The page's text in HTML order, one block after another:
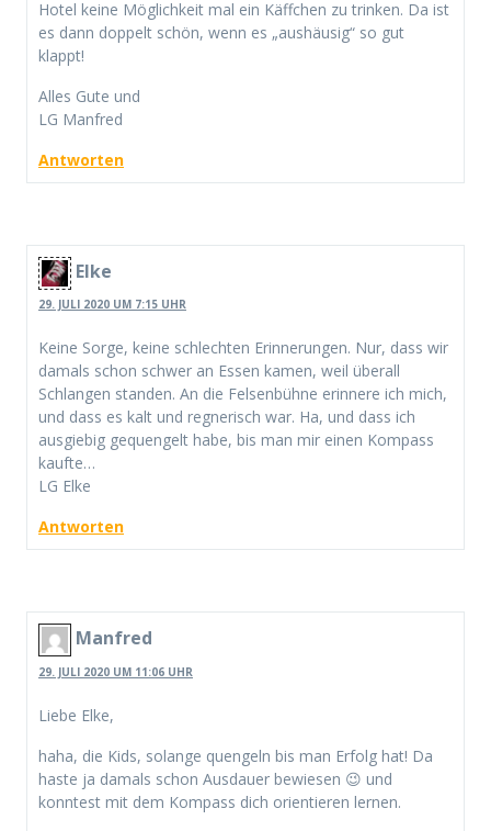
Hotel keine Möglichkeit mal ein Käffchen zu trinken. Da ist
es dann doppelt schön, wenn es „aushäusig“ so gut
klappt!
Alles Gute und
LG Manfred
Antworten
Elke
29. JULI 2020 UM 7:15 UHR
Keine Sorge, keine schlechten Erinnerungen. Nur, dass wir
damals schon schwer an Essen kamen, weil überall
Schlangen standen. An die Felsenbühne erinnere ich mich,
und dass es kalt und regnerisch war. Ha, und dass ich
ausgiebig gequengelt habe, bis man mir einen Kompass
kaufte…
LG Elke
Antworten
Manfred
29. JULI 2020 UM 11:06 UHR
Liebe Elke,
haha, die Kids, solange quengeln bis man Erfolg hat! Da
haste ja damals schon Ausdauer bewiesen 😉 und
konntest mit dem Kompass dich orientieren lernen.